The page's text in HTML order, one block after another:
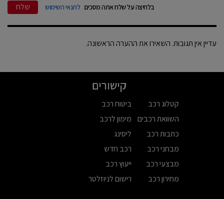
בלחיצה על שלח אתה מסכים לתנאי השימוש שלח
עדיין אין תגובות. השאירו את ההערה הראשונה.
קישורים
קטלוג רכב
השוואת רכבים
כתבות רכב
מבחני רכב
מבצעי רכב
מחירון רכב
ביטוח רכב
מימון לרכב
ליסינג
רכב חדש
ייעוץ רכב
רישום לניוזלטר